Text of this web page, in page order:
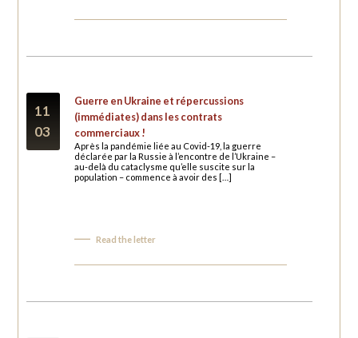
11
03
Guerre en Ukraine et répercussions
(immédiates) dans les contrats
commerciaux !
Après la pandémie liée au Covid-19, la guerre
déclarée par la Russie à l’encontre de l’Ukraine –
au-delà du cataclysme qu’elle suscite sur la
population – commence à avoir des […]
Read the letter